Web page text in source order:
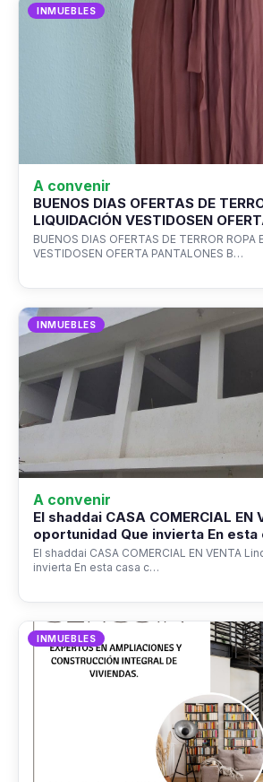
INMUEBLES
A convenir
BUENOS DIAS OFERTAS DE
LIQUIDACIÓN VESTIDOSEN
BUENOS DIAS OFERTAS DE TERROR ROPA
VESTIDOSEN OFERTA PANTALONES B…
INMUEBLES
A convenir
El shaddai CASA COMERCIAL EN
oportunidad Que invierta En esta
El shaddai CASA COMERCIAL EN VENTA
invierta En esta casa c…
INMUEBLES